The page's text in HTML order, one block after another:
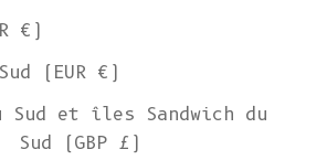
€)
(EUR €)
Sud et îles Sandwich du
Sud (GBP £)